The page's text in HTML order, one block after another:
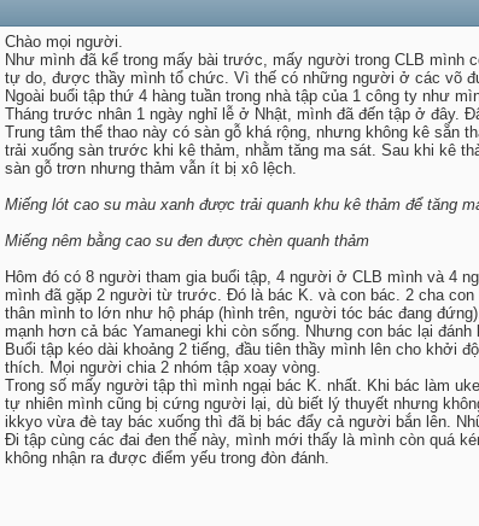
Chào mọi người.
Như mình đã kể trong mấy bài trước, mấy người trong CLB mình
tự do, được thầy mình tổ chức. Vì thế có những người ở các võ
Ngoài buổi tập thứ 4 hàng tuần trong nhà tập của 1 công ty như
Tháng trước nhân 1 ngày nghỉ lễ ở Nhật, mình đã đến tập ở đây.
Trung tâm thể thao này có sàn gỗ khá rộng, nhưng không kê sẵn
trải xuống sàn trước khi kê thảm, nhằm tăng ma sát. Sau khi kê
sàn gỗ trơn nhưng thảm vẫn ít bị xô lệch.
Miếng lót cao su màu xanh được trải quanh khu kê thảm để tăng
Miếng nêm bằng cao su đen được chèn quanh thảm
Hôm đó có 8 người tham gia buổi tập, 4 người ở CLB mình và 4
mình đã gặp 2 người từ trước. Đó là bác K. và con bác. 2 cha con
thân mình to lớn như hộ pháp (hình trên, người tóc bác đang
mạnh hơn cả bác Yamanegi khi còn sống. Nhưng con bác lại
Buổi tập kéo dài khoảng 2 tiếng, đầu tiên thầy mình lên cho khởi
thích. Mọi người chia 2 nhóm tập xoay vòng.
Trong số mấy người tập thì mình ngại bác K. nhất. Khi bác làm
tự nhiên mình cũng bị cứng người lại, dù biết lý thuyết nhưng
ikkyo vừa đè tay bác xuống thì đã bị bác đẩy cả người bắn lên.
Đi tập cùng các đai đen thế này, mình mới thấy là mình còn quá
không nhận ra được điểm yếu trong đòn đánh.